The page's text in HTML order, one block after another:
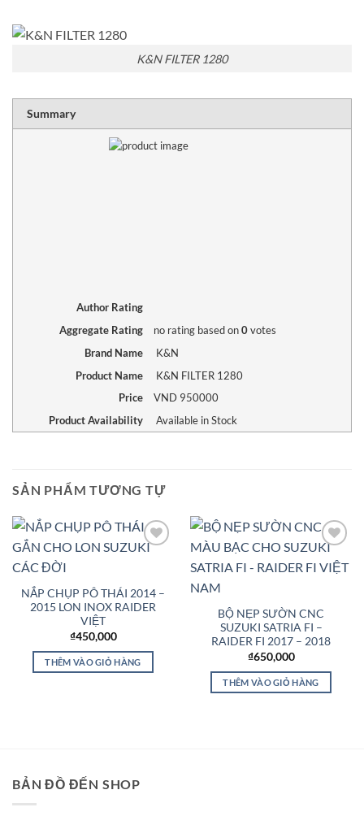
K&N FILTER 1280
Summary
RATING 1 star
2
3
4
5
Author Rating
Aggregate Rating
no ratingbased on0votes
Brand Name
K&N
Product Name
K&N FILTER 1280
Price
VND950000
Product Availability
Available in Stock
SẢN PHẨM TƯƠNG TỰ
NẮP CHỤP PÔ THÁI 2014 –
2015 LON INOX RAIDER
VIỆT
₫450,000
THÊM VÀO GIỎ HÀNG
Wishlist
BỘ NẸP SƯỜN CNC
SUZUKI SATRIA FI –
RAIDER FI 2017 – 2018
₫650,000
THÊM VÀO GIỎ HÀNG
BẢN ĐỒ ĐẾN SHOP